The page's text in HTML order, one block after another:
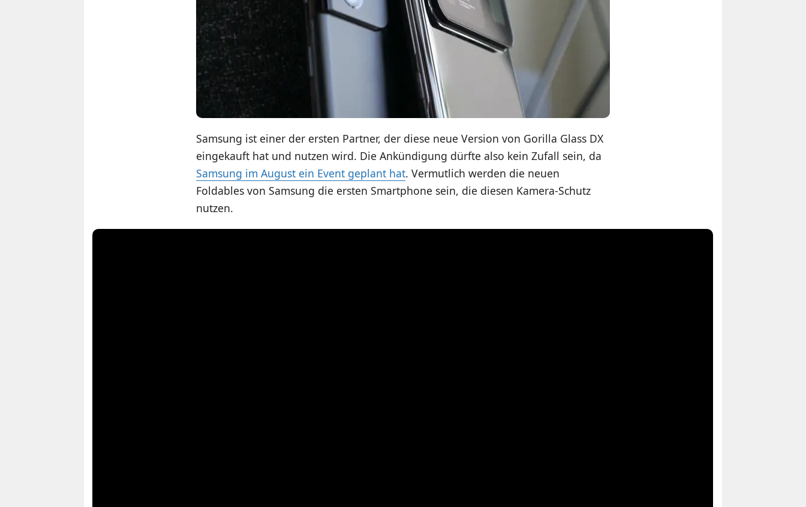
Samsung ist einer der ersten Partner, der diese neue Version von Gorilla Glass DX
eingekauft hat und nutzen wird. Die Ankündigung dürfte also kein Zufall sein, da
Samsung im August ein Event geplant hat. Vermutlich werden die neuen
Foldables von Samsung die ersten Smartphone sein, die diesen Kamera-Schutz
nutzen.